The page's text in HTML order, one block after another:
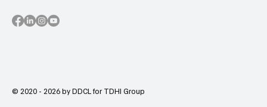
© 2020 - 2026 by DDCL for TDHI Group